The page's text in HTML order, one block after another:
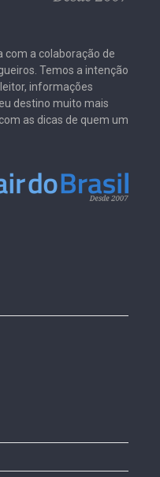
com a colaboração de
Temos a intenção
informações
destino muito mais
as dicas de quem um